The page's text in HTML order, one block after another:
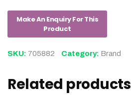
SKU: 705882 Category: Brand
Related products